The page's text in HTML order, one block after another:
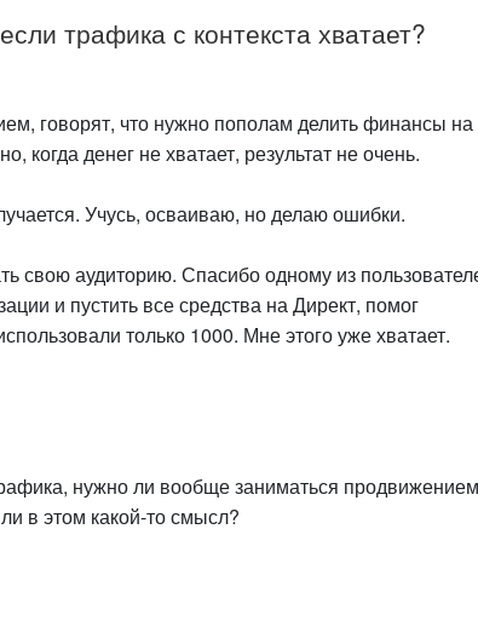
трафика с контекста хватает?
говорят, что нужно пополам делить финансы на
когда денег не хватает, результат не очень.
Учусь, осваиваю, но делаю ошибки.
свою аудиторию. Спасибо одному из
и пустить все средства на Директ, помог
только 1000. Мне этого уже хватает.
нужно ли вообще заниматься
в этом какой-то смысл?